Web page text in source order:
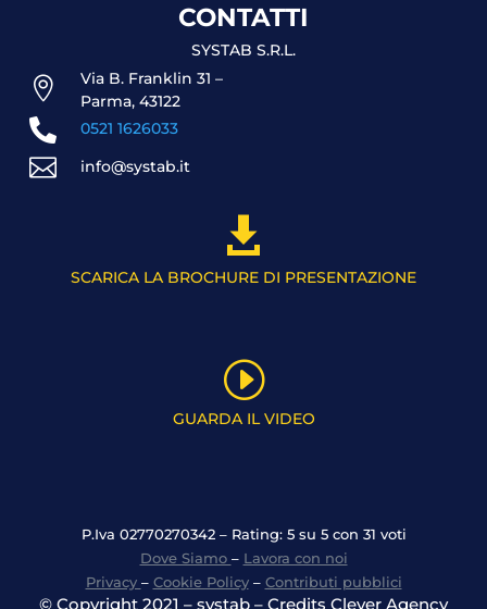
CONTATTI
SYSTAB S.R.L.

Via B. Franklin 31 –
Parma, 43122
 0521 1626033
 info@systab.it

SCARICA LA BROCHURE DI PRESENTAZIONE
I
GUARDA IL VIDEO
P.Iva 02770270342 – Rating: 5 su 5 con 31 voti
Dove Siamo – Lavora con noi
Privacy – Cookie Policy– Contributi pubblici
© Copyright 2021 – systab – Credits Clever Agency